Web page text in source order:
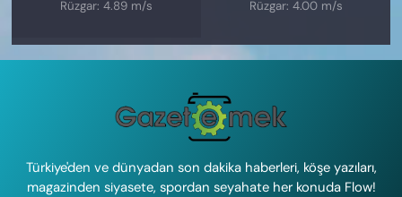
Rüzgar: 4.89 m/s
Rüzgar: 4.00 m/s
Türkiye'den ve dünyadan son dakika haberleri, köşe yazıları,
magazinden siyasete, spordan seyahate her konuda Flow!